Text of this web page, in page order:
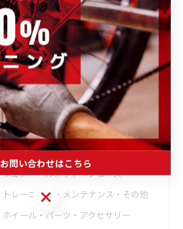
オーバーホール
トレーニング
ブログ
その他のお知らせ
イベント情報
キャンペーン情報
商品・ブランド情報
取り扱いブランド
ウェア・ヘルメット・シューズ
トレーニング・メンテナンス・その他
ホイール・パーツ・アクセサリー
お問い合わせはこちら
お問い合わせはこちら